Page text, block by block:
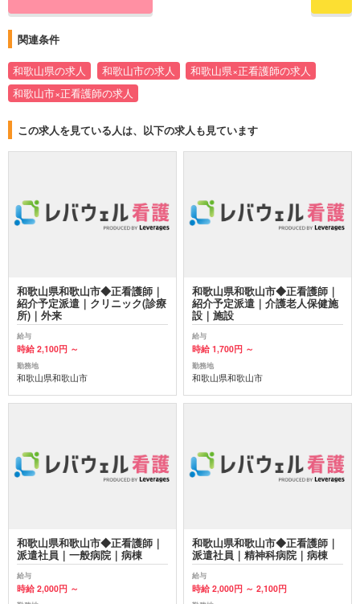
関連条件
和歌山県の求人 和歌山市の求人
和歌山県×正看護師の求人
和歌山市×正看護師の求人
この求人を見ている人は、以下の求人も見ています
和歌山県和歌山市◆正看護師｜
紹介予定派遣｜クリニック(診療
所)｜外来
給与
時給 2,100円 ～
勤務地
和歌山県和歌山市
和歌山県和歌山市◆正看護師｜
紹介予定派遣｜介護老人保健施
設｜施設
給与
時給 1,700円 ～
勤務地
和歌山県和歌山市
和歌山県和歌山市◆正看護師｜
派遣社員｜一般病院｜病棟
給与
時給 2,000円 ～
和歌山県和歌山市◆正看護師｜
派遣社員｜精神科病院｜病棟
給与
時給 2,000円 ～ 2,100円